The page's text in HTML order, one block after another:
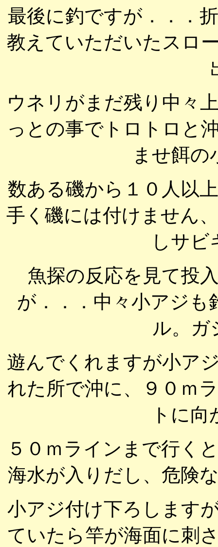
最後に釣ですが．．．
教えていただいたスロ
ウネリがまだ残り中々
っとの事でトロトロと
ませ餌の
数ある磯から１０人以
手く磯には付けません
しサビ
魚探の反応を見て投
が．．．中々小アジ
ル。ガ
遊んでくれますが小ア
れた所で沖に、９０ｍ
トに
５０ｍラインまで行く
海水が入りだし、危険
小アジ付け下ろします
ていたら竿が海面に刺